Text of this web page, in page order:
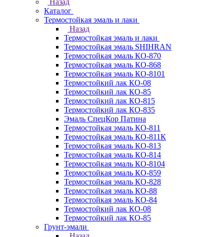
Назад
Каталог
Термостойкая эмаль и лаки
Назад
Термостойкая эмаль и лаки
Термостойкая эмаль SHIHRAN
Термостойкая эмаль КО-870
Термостойкая эмаль КО-868
Термостойкая эмаль КО-8101
Термостойкий лак КО-08
Термостойкий лак КО-85
Термостойкий лак КО-815
Термостойкий лак КО-835
Эмаль СпецКор Патина
Термостойкая эмаль КО-811
Термостойкая эмаль КО-811К
Термостойкая эмаль КО-813
Термостойкая эмаль КО-814
Термостойкая эмаль КО-8104
Термостойкая эмаль КО-859
Термостойкая эмаль КО-828
Термостойкая эмаль КО-88
Термостойкая эмаль КО-84
Термостойкий лак КО-08
Термостойкий лак КО-85
Грунт-эмали